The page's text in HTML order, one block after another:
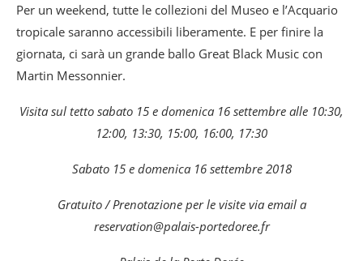
Per un weekend, tutte le collezioni del Museo e l’Acquario
tropicale saranno accessibili liberamente. E per finire la
giornata, ci sarà un grande ballo Great Black Music con
Martin Messonnier.
Visita sul tetto sabato 15 e domenica 16 settembre alle 10:30,
12:00, 13:30, 15:00, 16:00, 17:30
Sabato 15 e domenica 16 settembre 2018
Gratuito / Prenotazione per le visite via email a
reservation@palais-portedoree.fr